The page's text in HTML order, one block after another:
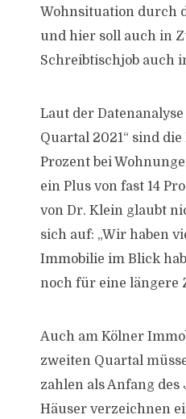
Wohnsituation durch
und hier soll auch in
Schreibtischjob auch
Laut der
Quartal 2021“ sind
Prozent bei
ein Plus von fast 14
von Dr. Klein glaubt
sich auf: „Wir haben
Immobilie im Blick
noch für eine längere
Auch am Kölner
zweiten Quartal
zahlen als Anfang
Häuser verzeichnen